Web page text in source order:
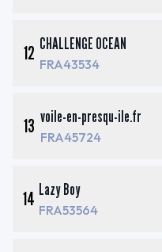
12 CHALLENGE OCEAN
FRA43534
13 voile-en-presqu-ile.fr
FRA45724
14 Lazy Boy
FRA53564